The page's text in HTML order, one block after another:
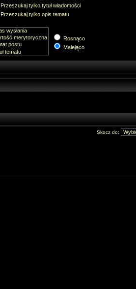
Przeszukaj tylko tytuł wiadomości
Przeszukaj tylko opis tematu
Rosnąco
Malejąco
Skocz do: